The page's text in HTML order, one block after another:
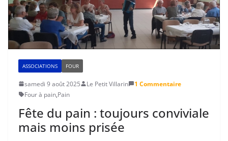
ASSOCIATIONS FOUR
samedi 9 août 2025 Le Petit Villarin
1 Commentaire
Four à pain,Pain
Fête du pain : toujours conviviale
mais moins prisée